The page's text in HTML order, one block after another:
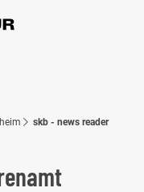
skb - news reader